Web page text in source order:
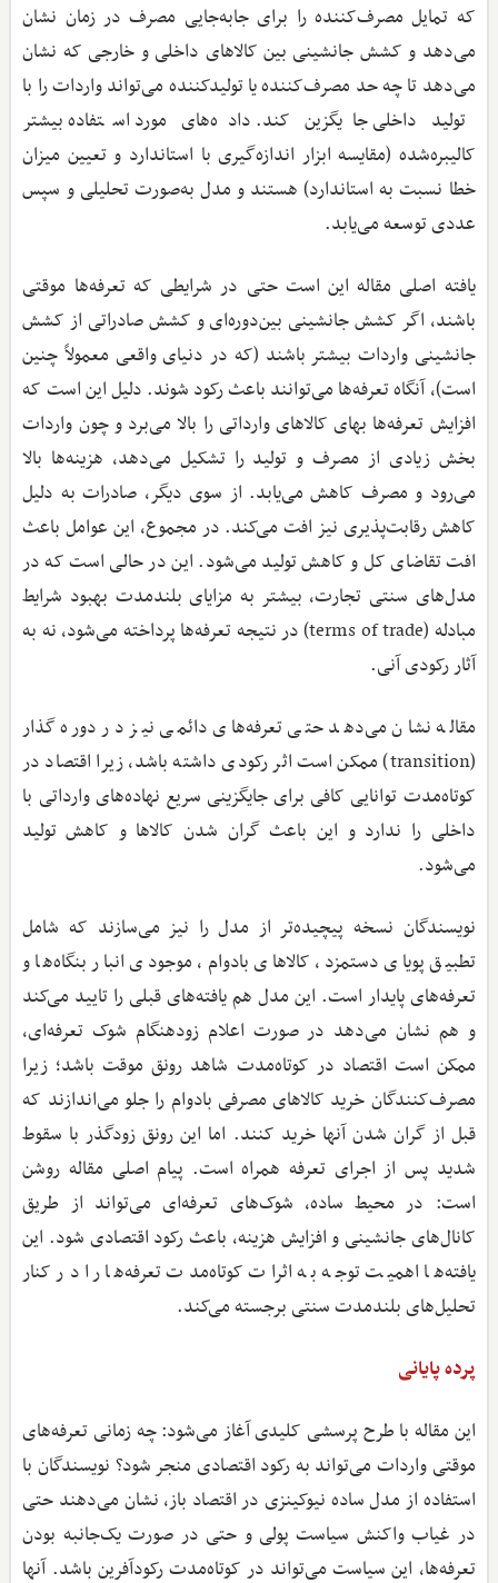
که تمایل مصرف‌کننده را برای جابه‌جایی مصرف در زمان نشان
می‌دهد و کشش جانشینی بین کالاهای داخلی و خارجی که نشان
می‌دهد تا چه حد مصرف‌کننده یا تولیدکننده می‌تواند واردات را با
تولید داخلی جایگزین کند. داده‌های مورد استفاده بیشتر
کالیبره‌شده (مقایسه ابزار اندازه‌گیری با استاندارد و تعیین میزان
خطا نسبت به استاندارد) هستند و مدل به‌صورت تحلیلی و سپس
عددی توسعه می‌یابد.
یافته اصلی مقاله این است حتی در شرایطی که تعرفه‌ها موقتی
باشند، اگر کشش جانشینی بین‌دوره‌ای و کشش صادراتی از کشش
جانشینی واردات بیشتر باشند (که در دنیای واقعی معمولاً چنین
است)، آنگاه تعرفه‌ها می‌توانند باعث رکود شوند. دلیل این است که
افزایش تعرفه‌ها بهای کالاهای وارداتی را بالا می‌برد و چون واردات
بخش زیادی از مصرف و تولید را تشکیل می‌دهد، هزینه‌ها بالا
می‌رود و مصرف کاهش می‌یابد. از سوی دیگر، صادرات به دلیل
کاهش رقابت‌پذیری نیز افت می‌کند. در مجموع، این عوامل باعث
افت تقاضای کل و کاهش تولید می‌شود. این در حالی است که در
مدل‌های سنتی تجارت، بیشتر به مزایای بلندمدت بهبود شرایط
مبادله (terms of trade) در نتیجه تعرفه‌ها پرداخته می‌شود، نه به
آثار رکودی آنی.
مقاله نشان می‌دهد حتی تعرفه‌های دائمی نیز در دوره گذار
(transition) ممکن است اثر رکودی داشته باشد، زیرا اقتصاد در
کوتاه‌مدت توانایی کافی برای جایگزینی سریع نهاده‌های وارداتی با
داخلی را ندارد و این باعث گران شدن کالاها و کاهش تولید
می‌شود.
نویسندگان نسخه پیچیده‌تر از مدل را نیز می‌سازند که شامل
تطبیق پویای دستمزد، کالاهای بادوام، موجودی انبار بنگاه‌ها و
تعرفه‌های پایدار است. این مدل هم یافته‌های قبلی را تایید می‌کند
و هم نشان می‌دهد در صورت اعلام زودهنگام شوک تعرفه‌ای،
ممکن است اقتصاد در کوتاه‌مدت شاهد رونق موقت باشد؛ زیرا
مصرف‌کنندگان خرید کالاهای مصرفی بادوام را جلو می‌اندازند که
قبل از گران شدن آنها خرید کنند. اما این رونق زودگذر با سقوط
شدید پس از اجرای تعرفه همراه است. پیام اصلی مقاله روشن
است: در محیط ساده، شوک‌های تعرفه‌ای می‌تواند از طریق
کانال‌های جانشینی و افزایش هزینه، باعث رکود اقتصادی شود. این
یافته‌ها اهمیت توجه به اثرات کوتاه‌مدت تعرفه‌ها را در کنار
تحلیل‌های بلندمدت سنتی برجسته می‌کند.
پرده پایانی
این مقاله با طرح پرسشی کلیدی آغاز می‌شود: چه زمانی تعرفه‌های
موقتی واردات می‌تواند به رکود اقتصادی منجر شود؟ نویسندگان با
استفاده از مدل ساده نیوکینزی در اقتصاد باز، نشان می‌دهند حتی
در غیاب واکنش سیاست پولی و حتی در صورت یک‌جانبه بودن
تعرفه‌ها، این سیاست می‌تواند در کوتاه‌مدت رکودآفرین باشد. آنها